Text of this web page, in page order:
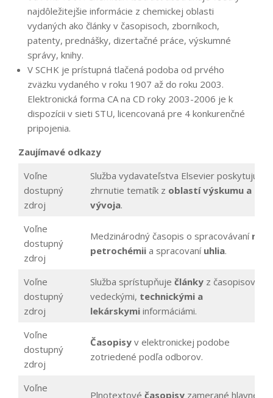
najdôležitejšie informácie z chemickej oblasti
vydaných ako články v časopisoch, zborníkoch,
patenty, prednášky, dizertačné práce, výskumné
správy, knihy.
V SCHK je prístupná tlačená podoba od prvého
zväzku vydaného v roku 1907 až do roku 2003.
Elektronická forma CA na CD roky 2003-2006 je k
dispozícii v sieti STU, licencovaná pre 4 konkurenčné
pripojenia.
Zaujímavé odkazy
Voľne
dostupný
zdroj
Služba vydavateľstva Elsevier poskytujúca
zhrnutie tematík z oblastí výskumu a
vývoja.
Voľne
dostupný
zdroj
Medzinárodný časopis o spracovávaní
petrochémiia spracovaní uhlia.
Voľne
dostupný
zdroj
Služba sprístupňuje článkyz časopisov s
vedeckými, technickými a
lekárskymiinformáciámi.
Voľne
dostupný
zdroj
Časopisyv elektronickej podobe
zotriedené podľa odborov.
Voľne
Plnotextové časopisyzamerané hlavne